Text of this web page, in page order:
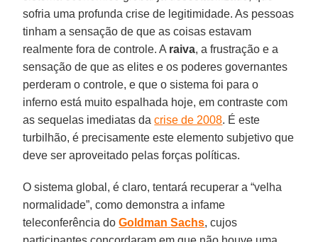
sofria uma profunda crise de legitimidade. As pessoas
tinham a sensação de que as coisas estavam
realmente fora de controle. A raiva, a frustração e a
sensação de que as elites e os poderes governantes
perderam o controle, e que o sistema foi para o
inferno está muito espalhada hoje, em contraste com
as sequelas imediatas dacrise de 2008. É este
turbilhão, é precisamente este elemento subjetivo que
deve ser aproveitado pelas forças políticas.
O sistema global, é claro, tentará recuperar a “velha
normalidade”, como demonstra a infame
teleconferência doGoldman Sachs, cujos